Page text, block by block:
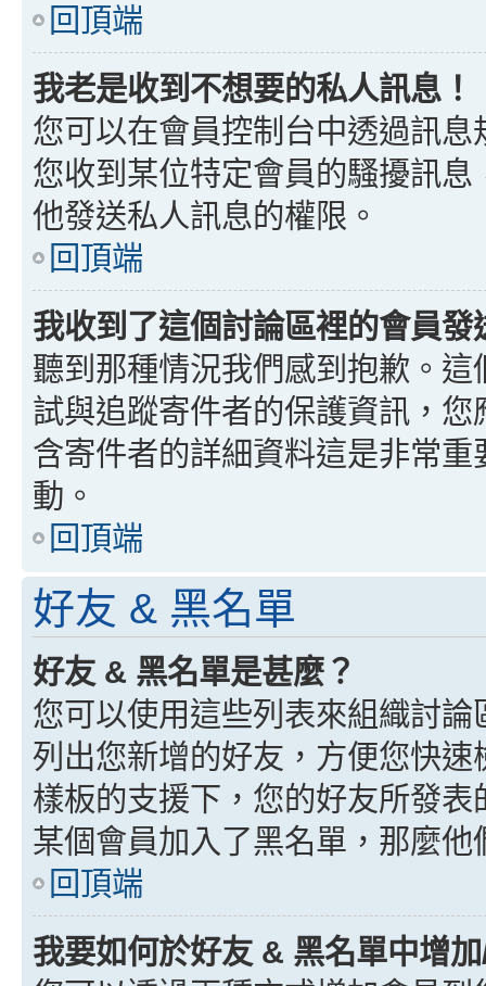
回頂端
我老是收到不想要的私人訊息！
您可以在會員控制台中透過訊
您收到某位特定會員的騷擾訊
他發送私人訊息的權限。
回頂端
我收到了這個討論區裡的會員
聽到那種情況我們感到抱歉。
試與追蹤寄件者的保護資訊，
含寄件者的詳細資料這是非常
動。
回頂端
好友 & 黑名單
好友 & 黑名單是甚麼？
您可以使用這些列表來組織討
列出您新增的好友，方便您快
樣板的支援下，您的好友所發
某個會員加入了黑名單，那麼
回頂端
我要如何於好友 & 黑名單中增